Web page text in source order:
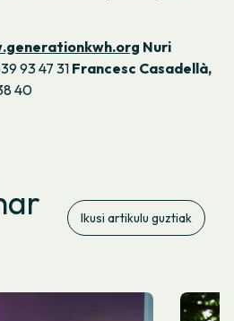
Nuri
93 47 31Francesc Casadellà,
40
Ikusi artikulu guztiak